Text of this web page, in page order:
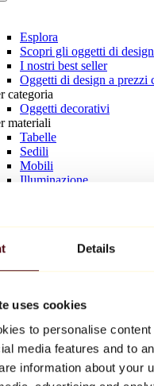
Details
uses cookies
to personalise
media features and to
information about your
Esplora
Scopri gli oggetti di design
I nostri best seller
Oggetti di design a prezzi
categoria
Oggetti decorativi
materiali
Tabelle
Sedili
Mobili
Illuminazione
Keith Haring
Tutti i designer
settimana